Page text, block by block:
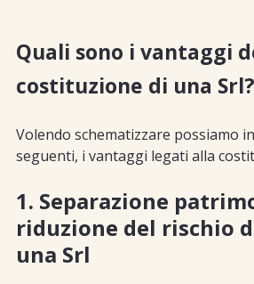
Quali sono i vantaggi
costituzione di una Srl?
Volendo schematizzare possiamo
seguenti, i vantaggi legati alla
1. Separazione
riduzione del rischio
una Srl